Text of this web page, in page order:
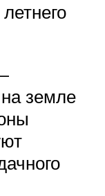
земле